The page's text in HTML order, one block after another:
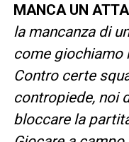
MANCA UN
la mancanza di
come giochiamo
Contro certe
contropiede, noi
bloccare la